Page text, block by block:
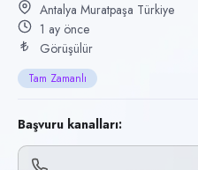
Çalışma şekli
Tam Zamanlı · Ofis
Yayın tarihi
12 Haziran 2026
Son geçerlilik
3 Ekim 2026
Antalya Muratpaşa Türkiye
1 ay önce
Görüşülür
Tam Zamanlı
Başvuru kanalları: